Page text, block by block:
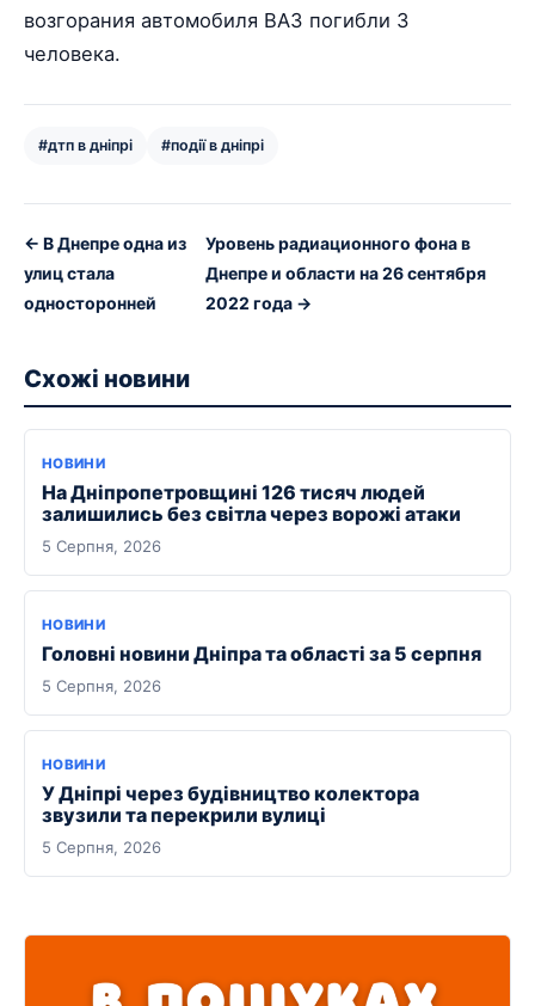
возгорания автомобиля ВАЗ погибли 3
человека.
#дтп в дніпрі #події в дніпрі
← В Днепре одна из
улиц стала
односторонней
Уровень радиационного фона в
Днепре и области на 26 сентября
2022 года →
Схожі новини
НОВИНИ
На Дніпропетровщині 126 тисяч людей
залишились без світла через ворожі атаки
5 Серпня, 2026
НОВИНИ
Головні новини Дніпра та області за 5 серпня
5 Серпня, 2026
НОВИНИ
У Дніпрі через будівництво колектора
звузили та перекрили вулиці
5 Серпня, 2026